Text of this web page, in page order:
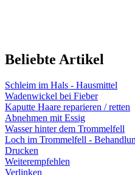
Beliebte Artikel
Schleim im Hals - Hausmittel
Wadenwickel bei Fieber
Kaputte Haare reparieren / retten
Abnehmen mit Essig
Wasser hinter dem Trommelfell
Loch im Trommelfell -
Drucken
Weiterempfehlen
Verlinken